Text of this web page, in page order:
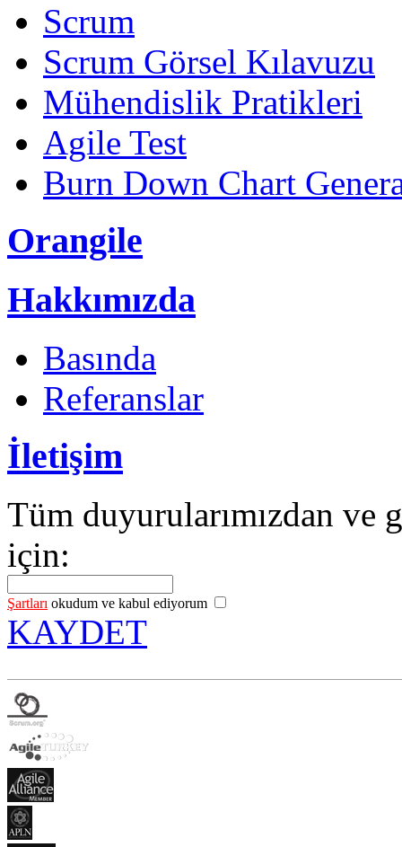
Scrum
Scrum Görsel Kılavuzu
Mühendislik Pratikleri
Agile Test
Burn Down Chart
Orangile
Hakkımızda
Basında
Referanslar
İletişim
Tüm duyurularımızdan ve
için:
Şartları okudum ve kabul ediyorum
KAYDET